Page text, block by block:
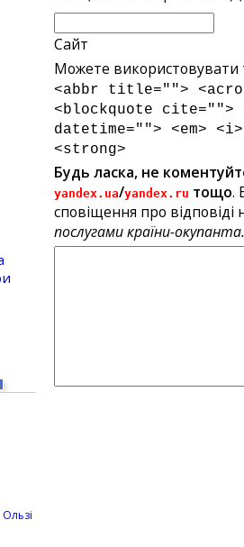
Сайт
Можете використовувати
<abbr title="">
<blockquote cite="">
datetime=""> <em>
<strong>
Будь ласка, не
yandex.ua/yandex.ru тощо.
сповіщення про відповіді
послугами країни-